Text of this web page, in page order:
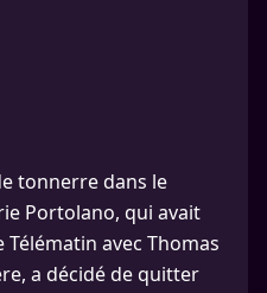
tonnerre dans le
Portolano, qui avait
avec Thomas
a décidé de quitter